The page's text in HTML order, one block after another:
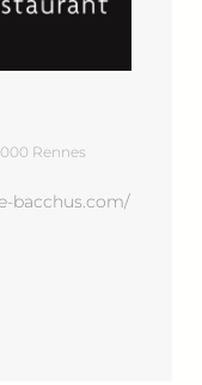
Rennes
bacchus.com/